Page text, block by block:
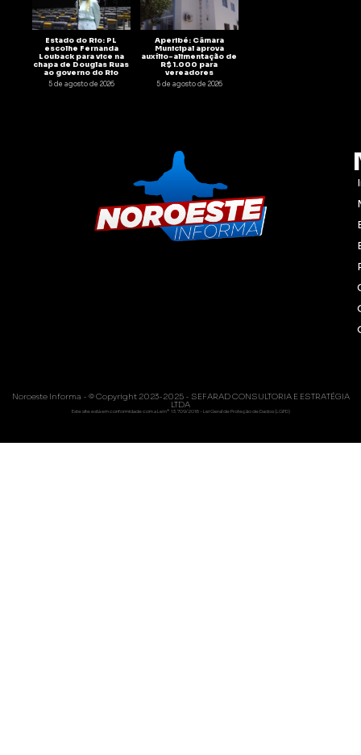
Estado do Rio: PL
escolhe Fernanda
Louback para vice na
chapa de Douglas Ruas
ao governo do Rio
5 de agosto de 2026
Aperibé: Câmara
Municipal aprova
auxílio-alimentação de
R$ 1.000 para
vereadores
5 de agosto de 2026
Noroeste Informa - © Copyright 2023-2025 - SEFARAD CONSULTORIA E ESTRATÉGIA
LTDA
Este site está em conformidade com a Lei nº 13.709/2018 - Lei Geral de Proteção de Dados (LGPD)